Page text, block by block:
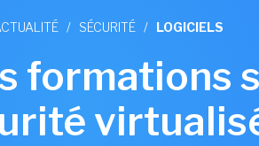
/ SÉCURITÉ / LOGICIELS
formations